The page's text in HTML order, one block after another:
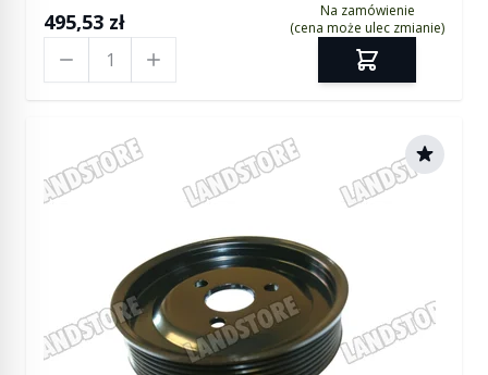
495,53 zł
Na zamówienie
(cena może ulec zmianie)